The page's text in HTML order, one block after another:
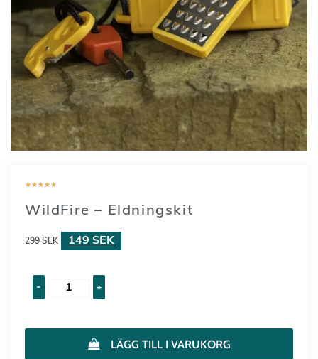
★★★★★
WildFire – Eldningskit
299SEK 149 SEK
- +
LÄGG TILL I VARUKORG